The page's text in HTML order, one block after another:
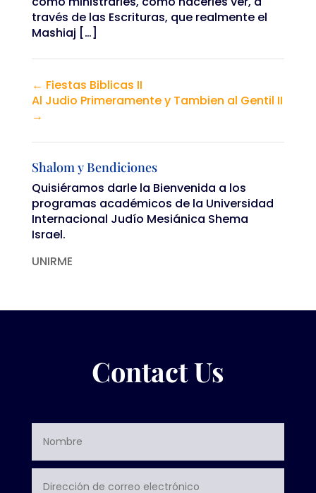
través de las Escrituras, que realmente el
Mashiaj […]
Fiestas Biblicas II
Al Judio Primeramente y Tambien al Gentil II
Shalom y Bendiciones
Quisiéramos darle la Bienvenida a los
programas académicos de la Universidad
Internacional Judío Mesiánica Shema
Israel.
UNIRME
Contact Us